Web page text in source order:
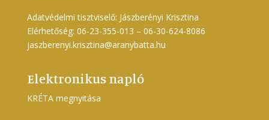
Adatvédelmi tisztviselő: Jászberényi Krisztina
Elérhetőség: 06-23-355-013 – 06-30-624-8086
jaszberenyi.krisztina@aranybatta.hu
Elektronikus napló
KRÉTA megnyitása